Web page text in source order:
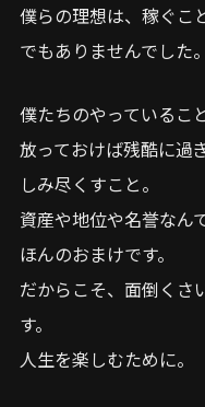
僕らの理想は、稼ぐこ
でもありませんでした。
僕たちのやっているこ
放っておけば残酷に過
しみ尽くすこと。
資産や地位や名誉なん
ほんのおまけです。
だからこそ、面倒くさ
す。
人生を楽しむために。